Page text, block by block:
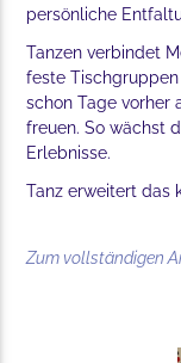
persönliche
Tanzen verbindet
feste
schon Tage vorher
freuen. So wächst
Erlebnisse.
Tanz erweitert das
Zum vollständigen